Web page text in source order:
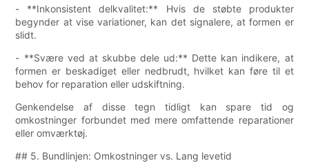
- **Inkonsistent delkvalitet:** Hvis de støbte produkter
begynder at vise variationer, kan det signalere, at formen er
slidt.
- **Svære ved at skubbe dele ud:** Dette kan indikere, at
formen er beskadiget eller nedbrudt, hvilket kan føre til et
behov for reparation eller udskiftning.
Genkendelse af disse tegn tidligt kan spare tid og
omkostninger forbundet med mere omfattende reparationer
eller omværktøj.
## 5. Bundlinjen: Omkostninger vs. Lang levetid